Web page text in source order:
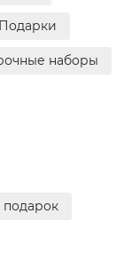
Подарки
наборы